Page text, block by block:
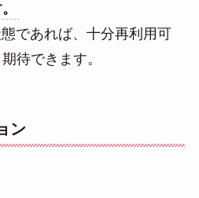
であれば、十分再利用可
待できます。
ン